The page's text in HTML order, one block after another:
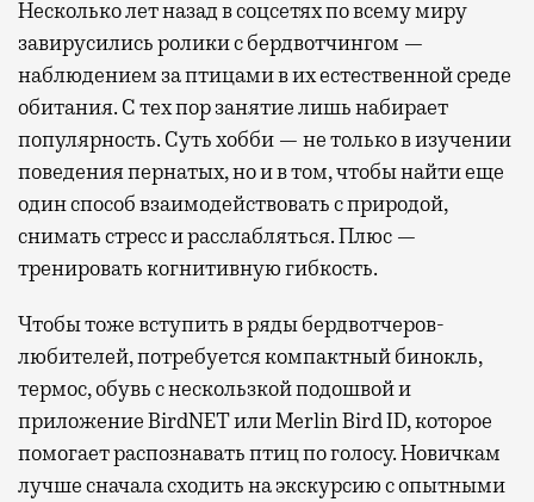
Несколько лет назад в соцсетях по всему миру
завирусились ролики с бердвотчингом —
наблюдением за птицами в их естественной среде
обитания. С тех пор занятие лишь набирает
популярность. Суть хобби — не только в изучении
поведения пернатых, но и в том, чтобы найти еще
один способ взаимодействовать с природой,
снимать стресс и расслабляться. Плюс —
тренировать когнитивную гибкость.
Чтобы тоже вступить в ряды бердвотчеров-
любителей, потребуется компактный бинокль,
термос, обувь с нескользкой подошвой и
приложение BirdNET или Merlin Bird ID, которое
помогает распознавать птиц по голосу. Новичкам
лучше сначала сходить на экскурсию с опытными